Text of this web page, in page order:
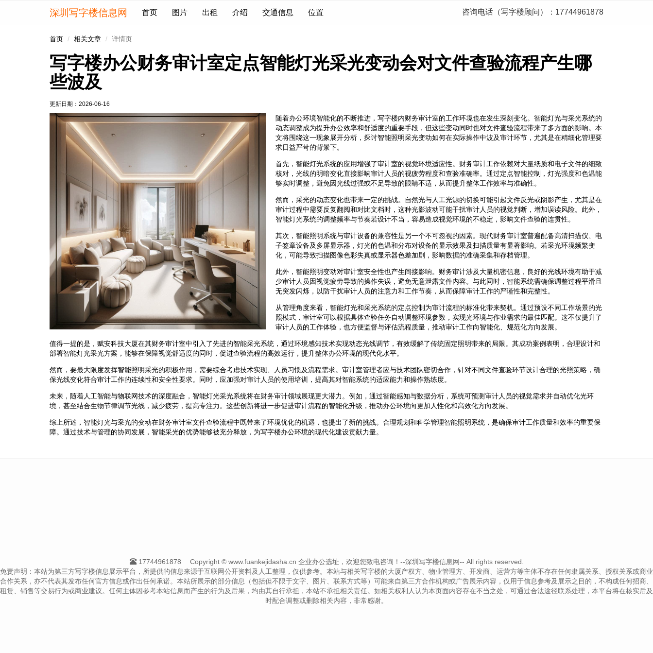
深圳写字楼信息网 首页 图片 出租 介绍 交通信息 位置 咨询电话（写字楼顾问）：17744961878
首页 相关文章 详情页
写字楼办公财务审计室定点智能灯光采光变动会对文件查验流程产生哪
些波及
更新日期： 2026-06-16
随着办公环境智能化的不断推进，写字楼内财务审计室的工作环境也在发生深刻变化。智能灯光与采光系统的
动态调整成为提升办公效率和舒适度的重要手段，但这些变动同时也对文件查验流程带来了多方面的影响。本
文将围绕这一现象展开分析，探讨智能照明采光变动如何在实际操作中波及审计环节，尤其是在精细化管理要
求日益严苛的背景下。
首先，智能灯光系统的应用增强了审计室的视觉环境适应性。财务审计工作依赖对大量纸质和电子文件的细致
核对，光线的明暗变化直接影响审计人员的视疲劳程度和查验准确率。通过定点智能控制，灯光强度和色温能
够实时调整，避免因光线过强或不足导致的眼睛不适，从而提升整体工作效率与准确性。
然而，采光的动态变化也带来一定的挑战。自然光与人工光源的切换可能引起文件反光或阴影产生，尤其是在
审计过程中需要反复翻阅和对比文档时，这种光影波动可能干扰审计人员的视觉判断，增加误读风险。此外，
智能灯光系统的调整频率与节奏若设计不当，容易造成视觉环境的不稳定，影响文件查验的连贯性。
其次，智能照明系统与审计设备的兼容性是另一个不可忽视的因素。现代财务审计室普遍配备高清扫描仪、电
子签章设备及多屏显示器，灯光的色温和分布对设备的显示效果及扫描质量有显著影响。若采光环境频繁变
化，可能导致扫描图像色彩失真或显示器色差加剧，影响数据的准确采集和存档管理。
此外，智能照明变动对审计室安全性也产生间接影响。财务审计涉及大量机密信息，良好的光线环境有助于减
少审计人员因视觉疲劳导致的操作失误，避免无意泄露文件内容。与此同时，智能系统需确保调整过程平滑且
无突发闪烁，以防干扰审计人员的注意力和工作节奏，从而保障审计工作的严谨性和完整性。
从管理角度来看，智能灯光和采光系统的定点控制为审计流程的标准化带来契机。通过预设不同工作场景的光
照模式，审计室可以根据具体查验任务自动调整环境参数，实现光环境与作业需求的最佳匹配。这不仅提升了
审计人员的工作体验，也方便监督与评估流程质量，推动审计工作向智能化、规范化方向发展。
值得一提的是，赋安科技大厦在其财务审计室中引入了先进的智能采光系统，通过环境感知技术实现动态光线调节，有效缓解了传统固定照明带来的局限。其成功案例表明，合理设计和
部署智能灯光采光方案，能够在保障视觉舒适度的同时，促进查验流程的高效运行，提升整体办公环境的现代化水平。
然而，要最大限度发挥智能照明采光的积极作用，需要综合考虑技术实现、人员习惯及流程需求。审计室管理者应与技术团队密切合作，针对不同文件查验环节设计合理的光照策略，确
保光线变化符合审计工作的连续性和安全性要求。同时，应加强对审计人员的使用培训，提高其对智能系统的适应能力和操作熟练度。
未来，随着人工智能与物联网技术的深度融合，智能灯光采光系统将在财务审计领域展现更大潜力。例如，通过智能感知与数据分析，系统可预测审计人员的视觉需求并自动优化光环
境，甚至结合生物节律调节光线，减少疲劳，提高专注力。这些创新将进一步促进审计流程的智能化升级，推动办公环境向更加人性化和高效化方向发展。
综上所述，智能灯光与采光的变动在财务审计室文件查验流程中既带来了环境优化的机遇，也提出了新的挑战。合理规划和科学管理智能照明系统，是确保审计工作质量和效率的重要保
障。通过技术与管理的协同发展，智能采光的优势能够被充分释放，为写字楼办公环境的现代化建设贡献力量。
17744961878
Copyright © www.fuankejidasha.cn 企业办公选址，欢迎您致电咨询！--深圳写字楼信息网-- All rights reserved.
免责声明：本站为第三方写字楼信息展示平台，所提供的信息来源于互联网公开资料及人工整理，仅供参考。本站与相关写字楼的大厦产权方、物业管理方、开发商、运营方等主体不存在任何隶属关系、授权关系或商业
合作关系，亦不代表其发布任何官方信息或作出任何承诺。本站所展示的部分信息（包括但不限于文字、图片、联系方式等）可能来自第三方合作机构或广告展示内容，仅用于信息参考及展示之目的，不构成任何招商、
租赁、销售等交易行为或商业建议。任何主体因参考本站信息而产生的行为及后果，均由其自行承担，本站不承担相关责任。如相关权利人认为本页面内容存在不当之处，可通过合法途径联系处理，本平台将在核实后及
时配合调整或删除相关内容，非常感谢。